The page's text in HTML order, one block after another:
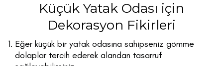
Küçük Yatak Odası için
Dekorasyon Fikirleri
Eğer küçük bir yatak odasına sahipseniz gömme
dolaplar tercih ederek alandan tasarruf